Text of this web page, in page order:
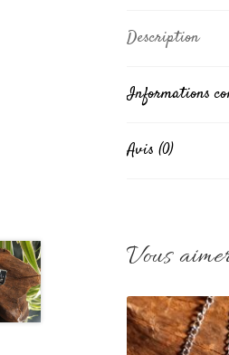
Description
Informations
Avis (0)
Vous